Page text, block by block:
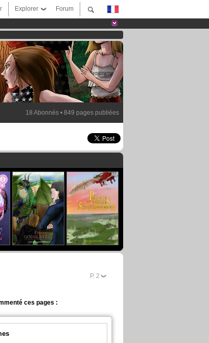
Forum
Explorer
18 Abonnés • 849 pages publiées
P. 2
ces pages :